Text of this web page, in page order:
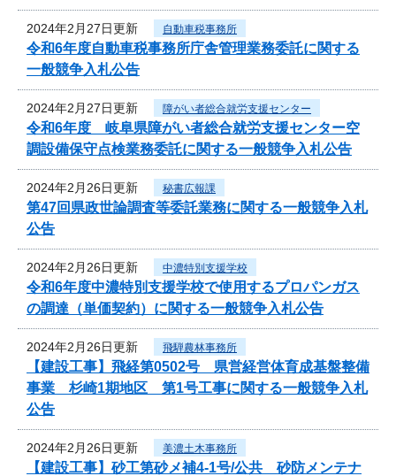
2024年2月27日更新 自動車税事務所
令和6年度自動車税事務所庁舎管理業務委託に関する
一般競争入札公告
2024年2月27日更新 障がい者総合就労支援センター
令和6年度 岐阜県障がい者総合就労支援センター空
調設備保守点検業務委託に関する一般競争入札公告
2024年2月26日更新 秘書広報課
第47回県政世論調査等委託業務に関する一般競争入札
公告
2024年2月26日更新 中濃特別支援学校
令和6年度中濃特別支援学校で使用するプロパンガス
の調達（単価契約）に関する一般競争入札公告
2024年2月26日更新 飛騨農林事務所
【建設工事】飛経第0502号 県営経営体育成基盤整備
事業 杉崎1期地区 第1号工事に関する一般競争入札
公告
2024年2月26日更新 美濃土木事務所
【建設工事】砂工第砂メ補4-1号/公共 砂防メンテナ